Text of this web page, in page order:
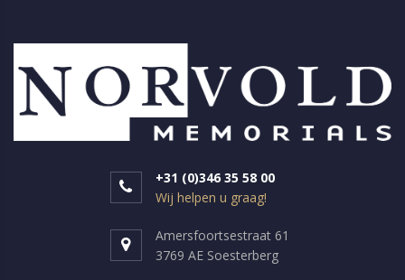
+31 (0)346 35 58 00
Wij helpen u graag!
Amersfoortsestraat 61
3769 AE Soesterberg